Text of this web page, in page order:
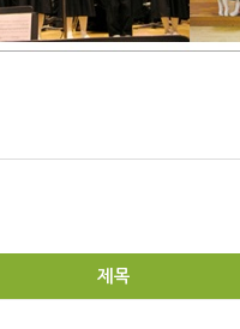
제목